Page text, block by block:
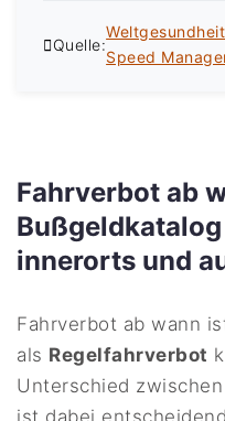
Quelle:
Speed
Fahrverbot ab
innerorts und
Fahrverbot ab wann
als Regelfahrverbot
Unterschied zwischen